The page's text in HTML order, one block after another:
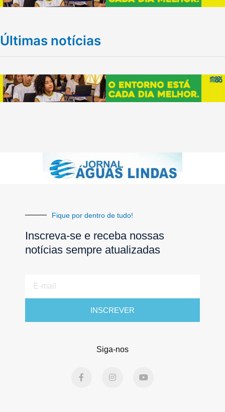
Últimas notícias
Fique por dentro de tudo!
Inscreva-se e receba nossas
notícias sempre atualizadas
mail
INSCREVER
Siga-nos
a
n
o